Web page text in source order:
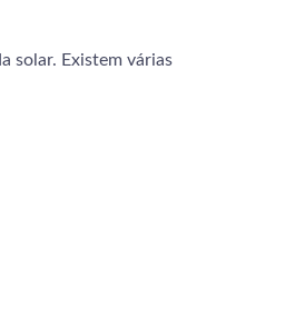
solar. Existem várias